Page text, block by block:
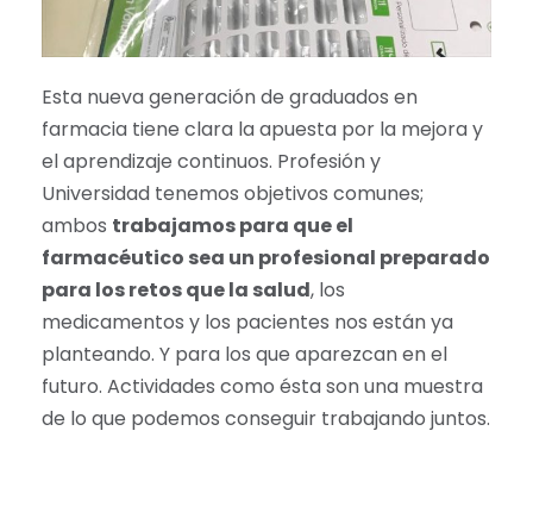
Esta nueva generación de graduados en
farmacia tiene clara la apuesta por la mejora y
el aprendizaje continuos. Profesión y
Universidad tenemos objetivos comunes;
ambos trabajamos para que el
farmacéutico sea un profesional preparado
para los retos que la salud, los
medicamentos y los pacientes nos están ya
planteando. Y para los que aparezcan en el
futuro. Actividades como ésta son una muestra
de lo que podemos conseguir trabajando juntos.